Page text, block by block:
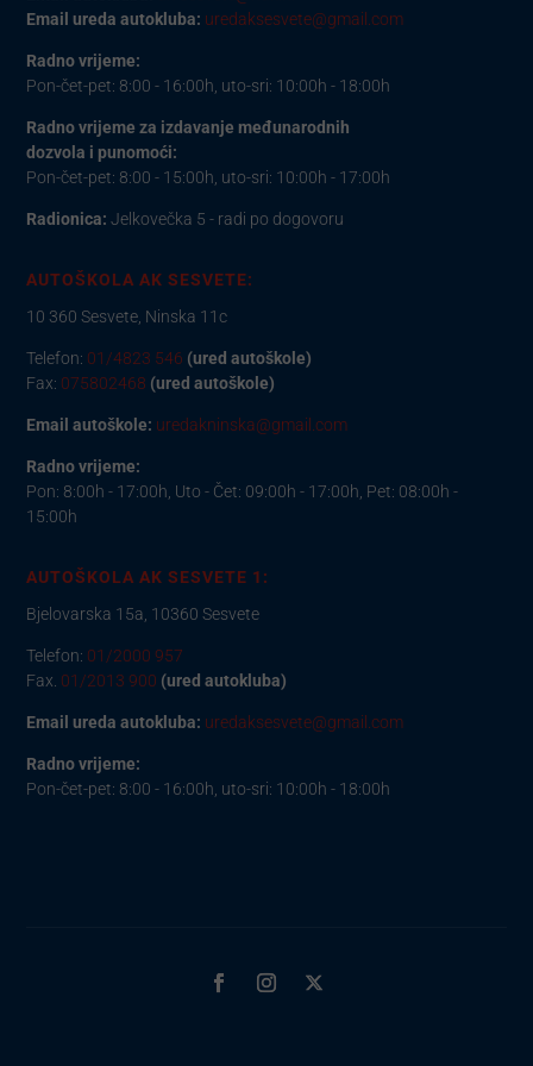
Email ureda autokluba: uredaksesvete@gmail.com
Radno vrijeme:
Pon-čet-pet: 8:00 - 16:00h, uto-sri: 10:00h - 18:00h
Radno vrijeme za izdavanje međunarodnih
dozvola i punomoći:
Pon-čet-pet: 8:00 - 15:00h, uto-sri: 10:00h - 17:00h
Radionica:Jelkovečka 5 - radi po dogovoru
AUTOŠKOLA AK SESVETE:
10 360 Sesvete, Ninska 11c
Telefon: 01/4823 546 (ured autoškole)
Fax: 075802468 (ured autoškole)
Email autoškole: uredakninska@gmail.com
Radno vrijeme:
Pon: 8:00h - 17:00h, Uto - Čet: 09:00h - 17:00h, Pet: 08:00h -
15:00h
AUTOŠKOLA AK SESVETE 1:
Bjelovarska 15a, 10360 Sesvete
Telefon: 01/2000 957
Fax. 01/2013 900 (ured autokluba)
Email ureda autokluba: uredaksesvete@gmail.com
Radno vrijeme:
Pon-čet-pet: 8:00 - 16:00h, uto-sri: 10:00h - 18:00h